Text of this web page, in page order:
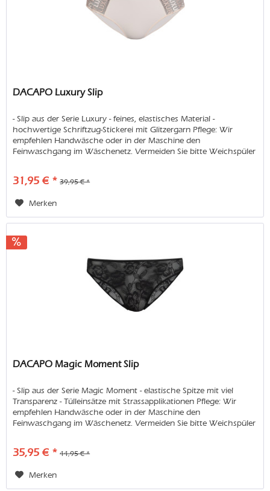
DACAPO Luxury Slip
- Slip aus der Serie Luxury - feines, elastisches Material -
hochwertige Schriftzug-Stickerei mit Glitzergarn Pflege: Wir
empfehlen Handwäsche oder in der Maschine den
Feinwaschgang im Wäschenetz. Vermeiden Sie bitte Weichspüler
31,95 € * 39,95 € *
Merken
DACAPO Magic Moment Slip
- Slip aus der Serie Magic Moment - elastische Spitze mit viel
Transparenz - Tülleinsätze mit Strassapplikationen Pflege: Wir
empfehlen Handwäsche oder in der Maschine den
Feinwaschgang im Wäschenetz. Vermeiden Sie bitte Weichspüler
35,95 € * 44,95 € *
Merken